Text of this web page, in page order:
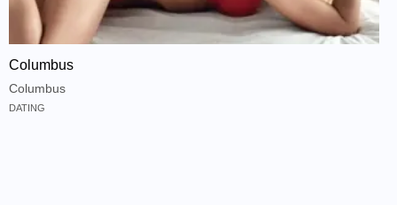
Columbus
Columbus
DATING